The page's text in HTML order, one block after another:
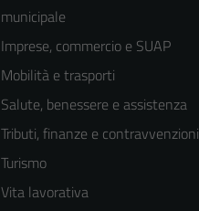
municipale
Imprese, commercio e SUAP
Mobilità e trasporti
Salute, benessere e assistenza
Tributi, finanze e contravvenzioni
Turismo
Vita lavorativa